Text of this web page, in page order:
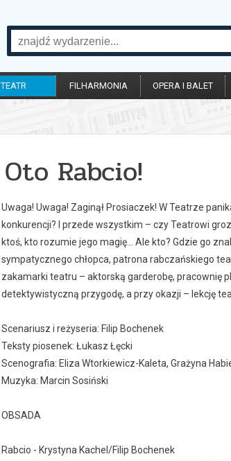
TEATR FILHARMONIA OPERA I BALET
Oto Rabcio!
Uwaga! Uwaga! Zaginął Prosiaczek! W Teatrze
konkurencji? I przede wszystkim – czy Teatrowi
ktoś, kto rozumie jego magię... Ale kto? Gdzie go
sympatycznego chłopca, patrona rabczańskiego
zakamarki teatru – aktorską garderobę, pracownię
detektywistyczną przygodę, a przy okazji – lekcję
Scenariusz i reżyseria: Filip Bochenek
Teksty piosenek: Łukasz Łęcki
Scenografia: Eliza Wtorkiewicz-Kaleta, Grażyna
Muzyka: Marcin Sosiński
OBSADA
Rabcio - Krystyna Kachel/Filip Bochenek